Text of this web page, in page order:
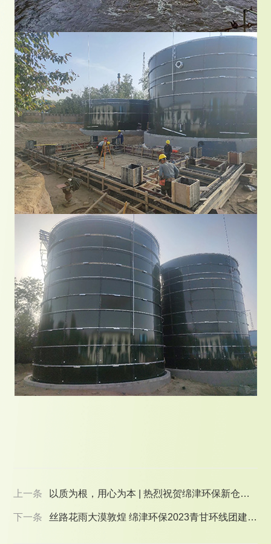
上一条
以质为根，用心为本 | 热烈祝贺绵津环保新仓储
下一条
丝路花雨大漠敦煌 绵津环保2023青甘环线团建之